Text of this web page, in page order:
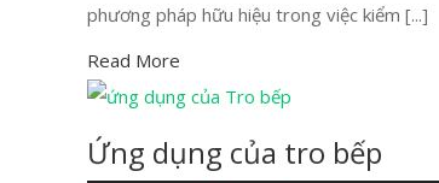
phương pháp hữu hiệu trong việc kiểm [...]
Read More
Ứng dụng của tro bếp